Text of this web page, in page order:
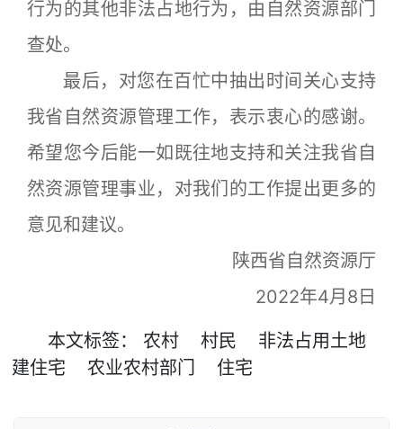
行为的其他非法占地行为，由自然资源部门
查处。
最后，对您在百忙中抽出时间关心支持
我省自然资源管理工作，表示衷心的感谢。
希望您今后能一如既往地支持和关注我省自
然资源管理事业，对我们的工作提出更多的
意见和建议。
陕西省自然资源厅
2022年4月8日
本文标签： 农村 村民
非法占用土地
建住宅
农业农村部门 住宅